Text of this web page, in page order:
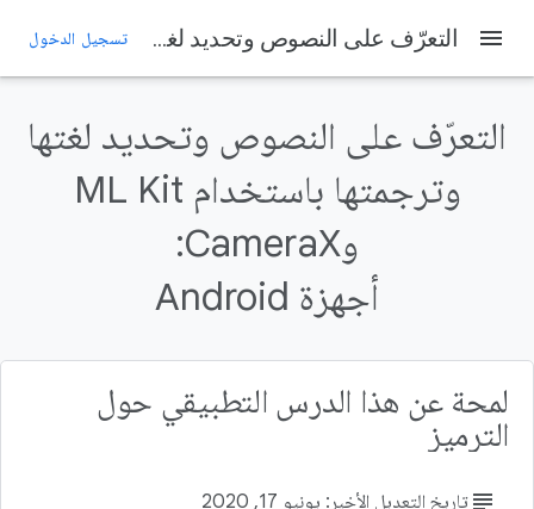
menu التعرّف على النصوص وتحديد لغتها وترجمتها باستخدام ML Kit وCameraX: أجهزة Android تسجيل الدخول
التعرّف على النصوص وتحديد لغتها
وترجمتها باستخدام ML Kit
وCameraX:
أجهزة Android
لمحة عن هذا الدرس التطبيقي حول
الترميز
subject تاريخ التعديل الأخير: يونيو 17, 2020